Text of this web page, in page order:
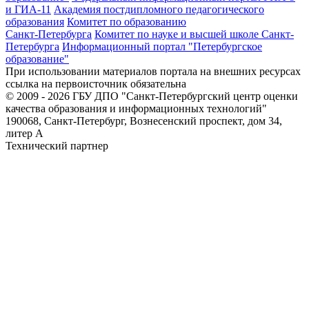
и ГИА-11 Академия постдипломного педагогического
образования Комитет по образованию
Санкт-Петербурга Комитет по науке и высшей школе Санкт-
Петербурга Информационный портал "Петербургское
образование"
При использовании материалов портала на внешних ресурсах
ссылка на первоисточник обязательна
© 2009 - 2026 ГБУ ДПО "Санкт-Петербургский центр оценки
качества образования и информационных технологий"
190068, Санкт-Петербург, Вознесенский проспект, дом 34,
литер А
Технический партнер